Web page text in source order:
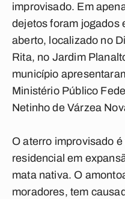
improvisado. Em
dejetos foram jogados
aberto, localizado no
Rita, no Jardim
município
Ministério Público
Netinho de Várzea
O aterro improvisado
residencial em
mata nativa. O
moradores, tem